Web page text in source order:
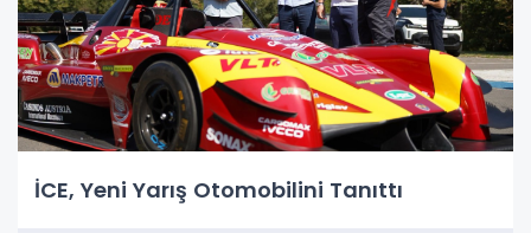
İCE, Yeni Yarış Otomobilini Tanıttı